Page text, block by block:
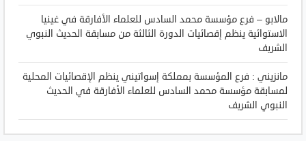
مالابو – فرع مؤسسة محمد السادس للعلماء الأفارقة في غينيا
الاستوائية ينظم إقصائيات الدورة الثالثة من مسابقة الحديث النبوي
الشريف
مانزيني : فرع المؤسسة بمملكة إسواتيني ينظم الإقصائيات المحلية
لمسابقة مؤسسة محمد السادس للعلماء الأفارقة في الحديث
النبوي الشريف